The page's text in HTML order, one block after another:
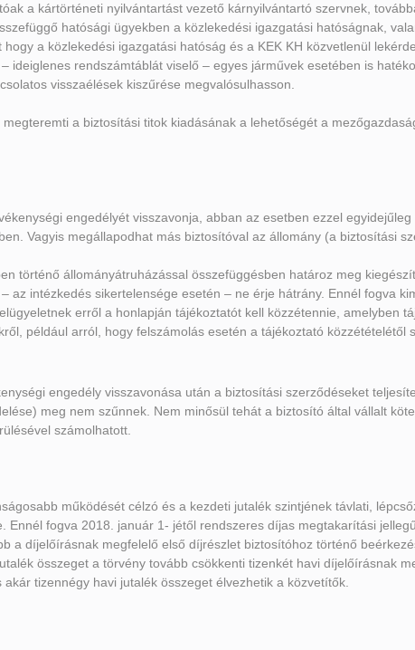
a kártörténeti nyilvántartást vezető kárnyilvántartó szervnek,
hatósági ügyekben a közlekedési igazgatási hatóságnak,
a közlekedési igazgatási hatóság és a KEK KH közvetlenül
ideiglenes rendszámtáblát viselő – egyes járművek esetében is
visszaélések kiszűrése megvalósulhasson.
a biztosítási titok kiadásának a lehetőségét a
engedélyét visszavonja, abban az esetben ezzel
Vagyis megállapodhat más biztosítóval az állomány (a biztosítási
történő állományátruházással összefüggésben határoz meg
az intézkedés sikertelensége esetén – ne érje hátrány. Ennél fogva
erről a honlapján tájékoztatót kell közzétennie, amelyben
például arról, hogy felszámolás esetén a tájékoztató
engedély visszavonása után a biztosítási szerződéseket
meg nem szűnnek. Nem minősül tehát a biztosító által vállalt
számolhatott.
működését célzó és a kezdeti jutalék szintjének távlati,
Ennél fogva 2018. január 1- jétől rendszeres díjas megtakarítási
a díjelőírásnak megfelelő első díjrészlet biztosítóhoz történő
összeget a törvény tovább csökkenti tizenkét havi díjelőírásnak
tizennégy havi jutalék összeget élvezhetik a közvetítők.